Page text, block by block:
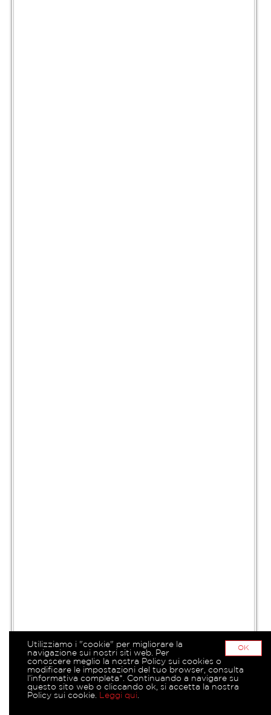
OK
Utilizziamo i "cookie" per migliorare la
navigazione sui nostri siti web. Per
conoscere meglio la nostra Policy sui cookies o
modificare le impostazioni del tuo browser, consulta
l’informativa completa*. Continuando a navigare su
questo sito web o cliccando ok, si accetta la nostra
Policy sui cookie.
Leggi qui